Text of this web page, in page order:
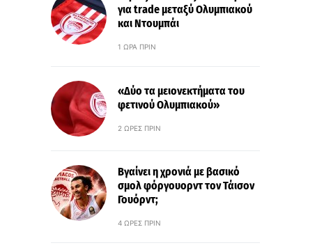
για trade μεταξύ Ολυμπιακού
και Ντουμπάι
1 ΏΡΑ ΠΡΙΝ
«Δύο τα μειονεκτήματα του
φετινού Ολυμπιακού»
2 ΏΡΕΣ ΠΡΙΝ
Βγαίνει η χρονιά με βασικό
σμολ φόργουορντ τον Τάισον
Γουόρντ;
4 ΏΡΕΣ ΠΡΙΝ